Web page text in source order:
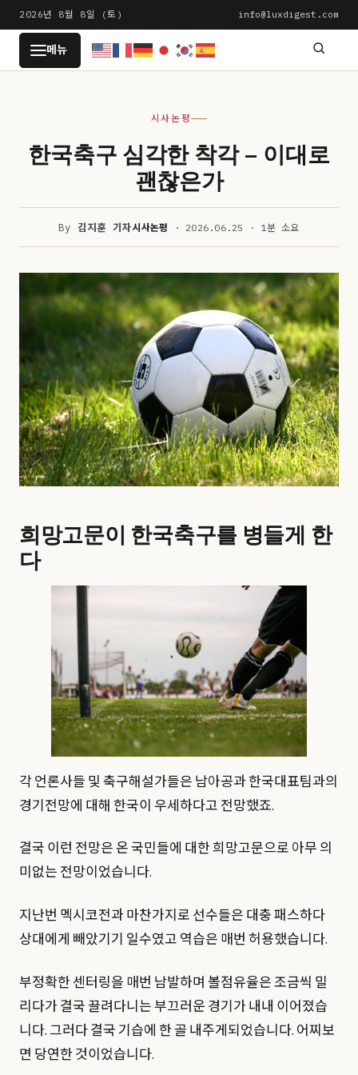
문
로
2026년 8월 8일 (토) info@luxdigest.com
LUXDIGEST
메뉴
시사논평
한국축구 심각한 착각 – 이대로
괜찮은가
By김지훈 기자시사논평 · 2026.06.25 · 1분 소요
희망고문이 한국축구를 병들게 한
다
각 언론사들 및 축구해설가들은 남아공과 한국대표팀과의
경기전망에 대해 한국이 우세하다고 전망했죠.
결국 이런 전망은 온 국민들에 대한 희망고문으로 아무 의
미없는 전망이었습니다.
지난번 멕시코전과 마찬가지로 선수들은 대충 패스하다
상대에게 빼았기기 일수였고 역습은 매번 허용했습니다.
부정확한 센터링을 매번 남발하며 볼점유율은 조금씩 밀
리다가 결국 끌려다니는 부끄러운 경기가 내내 이어졌습
니다. 그러다 결국 기습에 한 골 내주게되었습니다. 어찌보
면 당연한 것이었습니다.